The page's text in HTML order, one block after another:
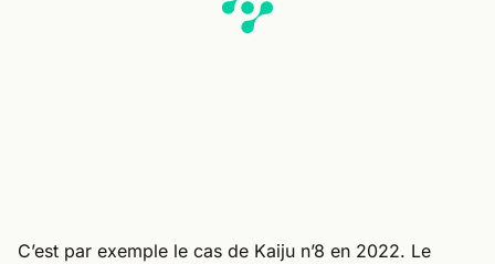
C’est par exemple le cas de Kaiju n’8 en 2022. Le